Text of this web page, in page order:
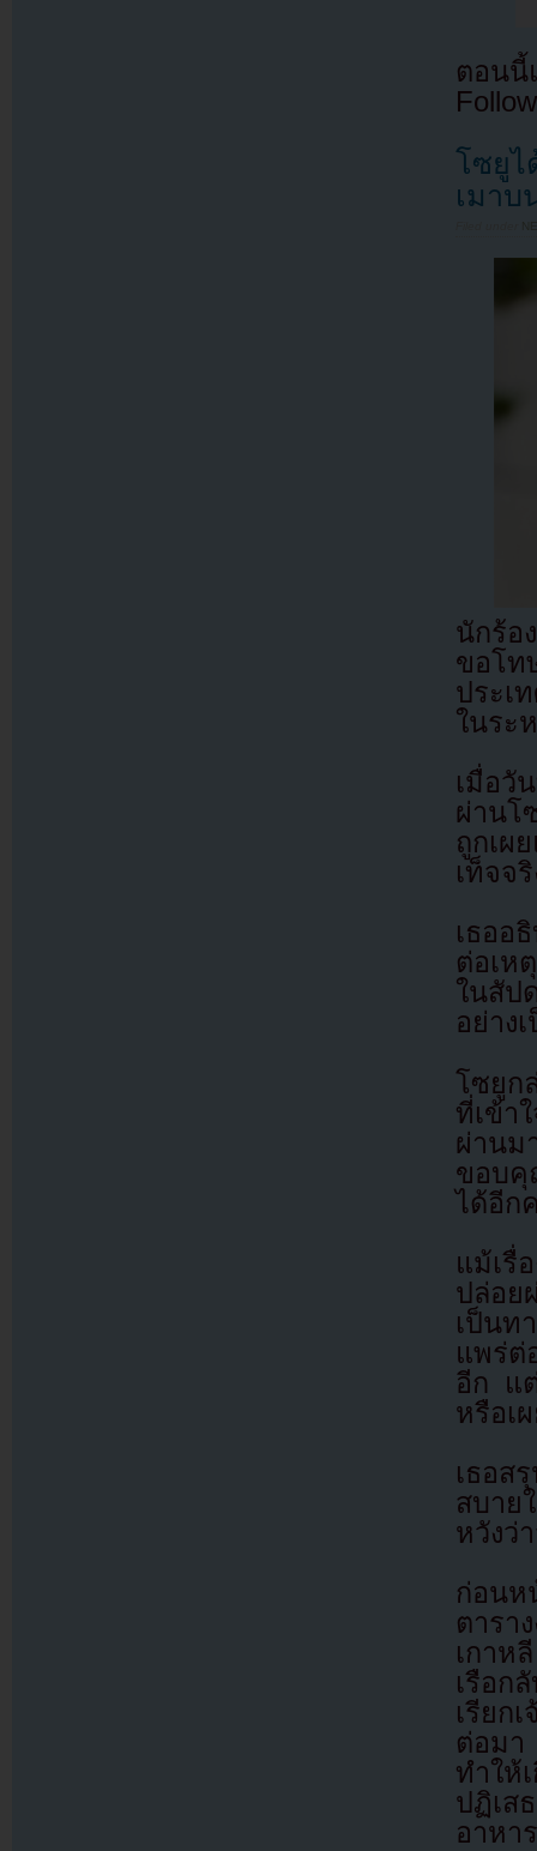
ตอนนี้
โซยูไ
เมาบ
นักร้อ
ขอโท
ประเ
ในระ
เมื่อวั
ผ่านโ
ถูกเผ
เท็จจ
เธออ
ต่อเห
ในสัป
อย่าง
โซยูก
ที่เข้า
ผ่าน
ขอบคุ
ได้อีก
แม้เรื่
ปล่อย
เป็นท
แพร่ต่
อีก แ
หรือเ
เธอส
สบาย
หวังว่
ก่อนห
ตารา
เกาห
เรือก
เรียก
ต่อมา
ทำให้
ปฏิเส
อาหา